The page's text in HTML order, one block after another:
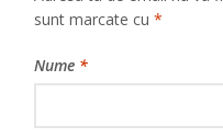
sunt marcate cu*
Nume *